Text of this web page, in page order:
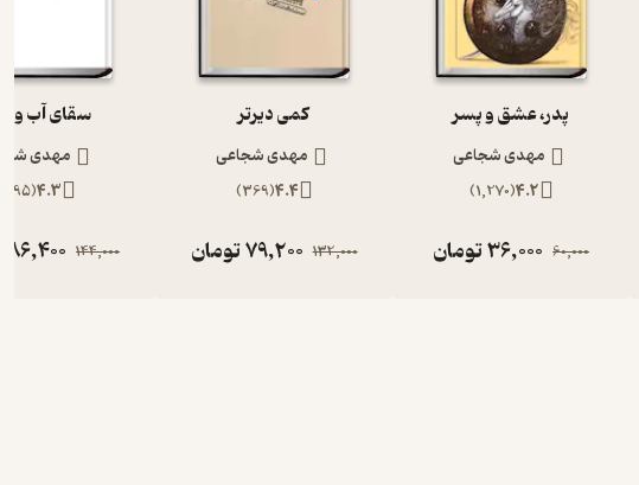
پدر، عشق و پسر
مهدی شجاعی
4.2
(
1,270
)
60,000
36,000تومان
کمی دیرتر
مهدی شجاعی
4.4
(
369
)
132,000
79,200تومان
سقای آب و
مهدی
4.3
(
895
144,000
86,400